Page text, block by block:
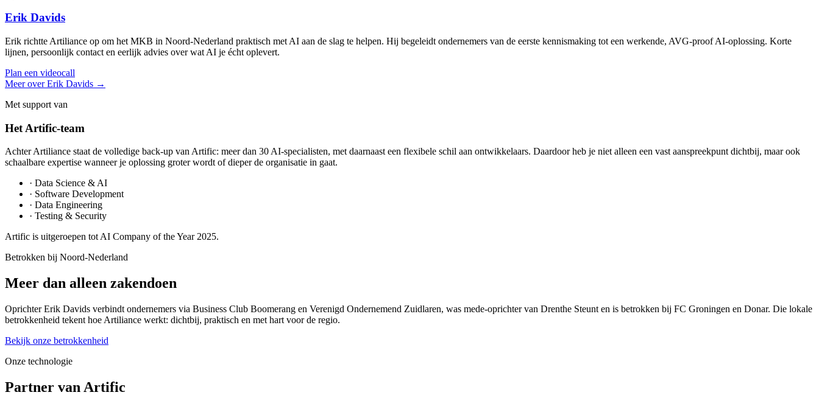
Erik Davids
Erik richtte Artiliance op om het MKB in Noord-Nederland praktisch met AI aan de slag te helpen. Hij begeleidt ondernemers van de eerste kennismaking tot een werkende, AVG-proof AI-oplossing. Korte
lijnen, persoonlijk contact en eerlijk advies over wat AI je écht oplevert.
Plan een videocall
Meer over Erik Davids →
Met support van
Het Artific-team
Achter Artiliance staat de volledige back-up van Artific: meer dan 30 AI-specialisten, met daarnaast een flexibele schil aan ontwikkelaars. Daardoor heb je niet alleen een vast aanspreekpunt dichtbij, maar ook
schaalbare expertise wanneer je oplossing groter wordt of dieper de organisatie in gaat.
· Data Science & AI
· Software Development
· Data Engineering
· Testing & Security
Artific is uitgeroepen tot AI Company of the Year 2025.
Betrokken bij Noord-Nederland
Meer dan alleen zakendoen
Oprichter Erik Davids verbindt ondernemers via Business Club Boomerang en Verenigd Ondernemend Zuidlaren, was mede-oprichter van Drenthe Steunt en is betrokken bij FC Groningen en Donar. Die lokale
betrokkenheid tekent hoe Artiliance werkt: dichtbij, praktisch en met hart voor de regio.
Bekijk onze betrokkenheid
Onze technologie
Partner van Artific